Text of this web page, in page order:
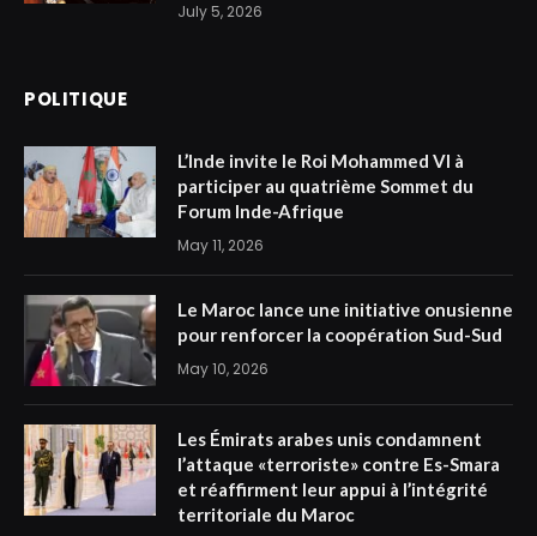
July 5, 2026
POLITIQUE
L’Inde invite le Roi Mohammed VI à
participer au quatrième Sommet du
Forum Inde-Afrique
May 11, 2026
Le Maroc lance une initiative onusienne
pour renforcer la coopération Sud-Sud
May 10, 2026
Les Émirats arabes unis condamnent
l’attaque «terroriste» contre Es-Smara
et réaffirment leur appui à l’intégrité
territoriale du Maroc